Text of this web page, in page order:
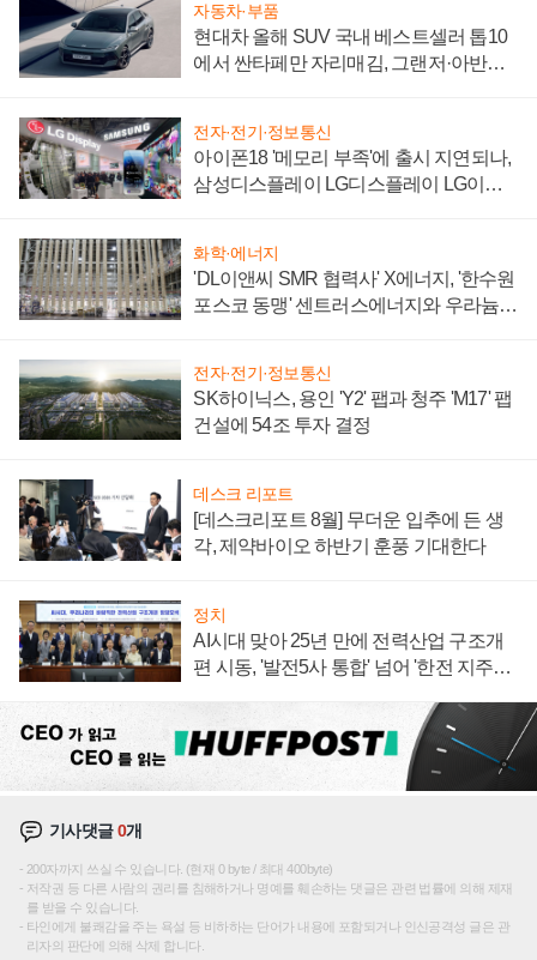
자동차·부품
현대차 올해 SUV 국내 베스트셀러 톱10
에서 싼타페만 자리매김, 그랜저·아반떼
전자·전기·정보통신
아이폰18 '메모리 부족'에 출시 지연되나,
삼성디스플레이 LG디스플레이 LG이노
화학·에너지
'DL이앤씨 SMR 협력사' X에너지, '한수원
포스코 동맹' 센트러스에너지와 우라늄
전자·전기·정보통신
SK하이닉스, 용인 'Y2' 팹과 청주 'M17' 팹
건설에 54조 투자 결정
데스크 리포트
[데스크리포트 8월] 무더운 입추에 든 생
각, 제약바이오 하반기 훈풍 기대한다
정치
AI시대 맞아 25년 만에 전력산업 구조개
편 시동, '발전5사 통합' 넘어 '한전 지주사'
기사댓글0개
200자까지 쓰실 수 있습니다. (현재 0 byte / 최대 400byte)
저작권 등 다른 사람의 권리를 침해하거나 명예를 훼손하는 댓글은 관련 법률에 의해 제재
를 받을 수 있습니다.
타인에게 불쾌감을 주는 욕설 등 비하하는 단어가 내용에 포함되거나 인신공격성 글은 관
리자의 판단에 의해 삭제 합니다.